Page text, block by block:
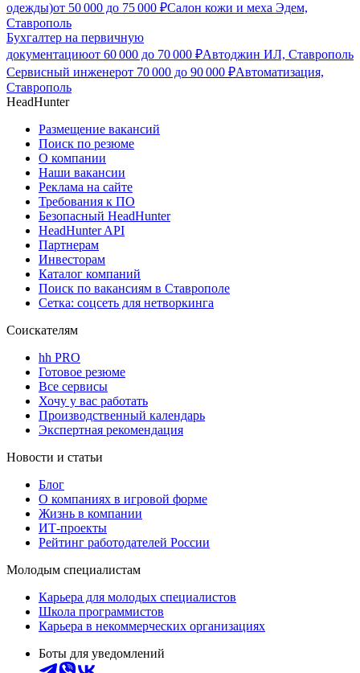
одежды)от 50 000 до 75 000 ₽Салон кожи и меха Эдем,
Ставрополь
Бухгалтер на первичную
документациюот 60 000 до 70 000 ₽Автоджин ИЛ, Ставрополь
Сервисный инженерот 70 000 до 90 000 ₽Автоматизация,
Ставрополь
HeadHunter
Размещение вакансий
Поиск по резюме
О компании
Наши вакансии
Реклама на сайте
Требования к ПО
Безопасный HeadHunter
HeadHunter API
Партнерам
Инвесторам
Каталог компаний
Поиск по вакансиям в Ставрополе
Сетка: соцсеть для нетворкинга
Соискателям
hh PRO
Готовое резюме
Все сервисы
Хочу у вас работать
Производственный календарь
Экспертная рекомендация
Новости и статьи
Блог
О компаниях в игровой форме
Жизнь в компании
ИТ-проекты
Рейтинг работодателей России
Молодым специалистам
Карьера для молодых специалистов
Школа программистов
Карьера в некоммерческих организациях
Боты для уведомлений